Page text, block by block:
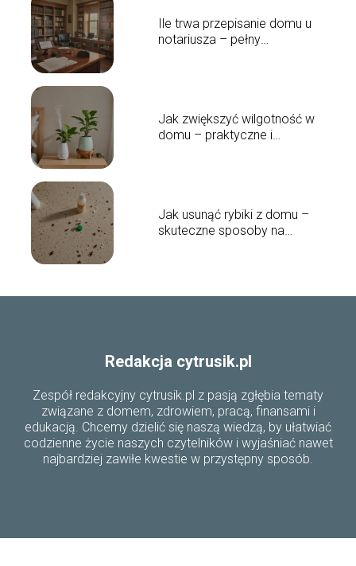
Ile trwa przepisanie domu u
notariusza – pełny
Jak zwiększyć wilgotność w
domu – praktyczne i
Jak usunąć rybiki z domu –
skuteczne sposoby na
Redakcja cytrusik.pl
Zespół redakcyjny cytrusik.pl z pasją zgłębia tematy
związane z domem, zdrowiem, pracą, finansami i
edukacją. Chcemy dzielić się naszą wiedzą, by ułatwiać
codzienne życie naszych czytelników i wyjaśniać nawet
najbardziej zawiłe kwestie w przystępny sposób.